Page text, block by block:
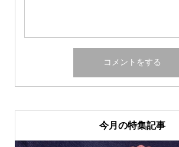
今月の特集記事